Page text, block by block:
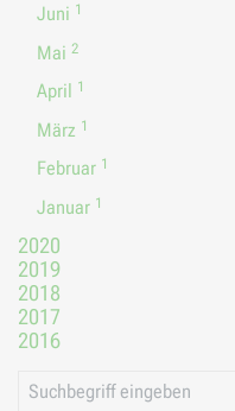
Juni 1
Mai 2
April 1
März 1
Februar 1
Januar 1
2020
2019
2018
2017
2016